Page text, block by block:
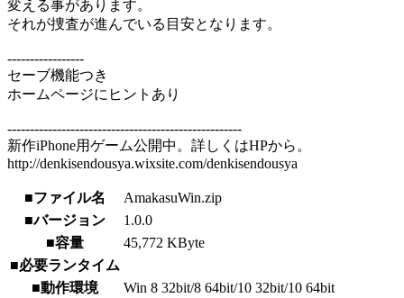
変える事があります。
それが捜査が進んでいる目安となります。
-----------------
セーブ機能つき
ホームページにヒントあり
----------------------------------------------------
新作iPhone用ゲーム公開中。詳しくはHPから。
http://denkisendousya.wixsite.com/denkisendousya
■ファイル名
AmakasuWin.zip
■バージョン
1.0.0
■容量
45,772 KByte
■必要ランタイム
■動作環境
Win 8 32bit/8 64bit/10 32bit/10 64bit